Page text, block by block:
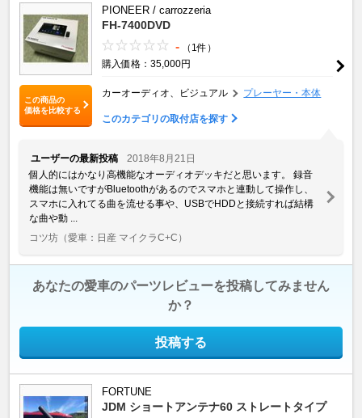
この商品の
価格を比較する
PIONEER / carrozzeria
FH-7400DVD
-
（1件）
購入価格：35,000円
カーオーディオ、ビジュアル プレーヤー・本体
このカテゴリの取付店を探す
ユーザーの最新投稿
2018年8月21日
個人的にはかなり高機能なオーディオデッキだと思います。 録音
機能は無いですがBluetoothがあるのでスマホと連動して操作し、
スマホに入れてる曲を流せる事や、USBでHDDと接続すれば結構
な曲や動 ...
コツ坊 （愛車：日産 マイクラC+C）
あなたの愛車のパーツレビューを投稿してみません
か？
投稿する
FORTUNE
JDM ショートアンテナ60 ストレートタイプ